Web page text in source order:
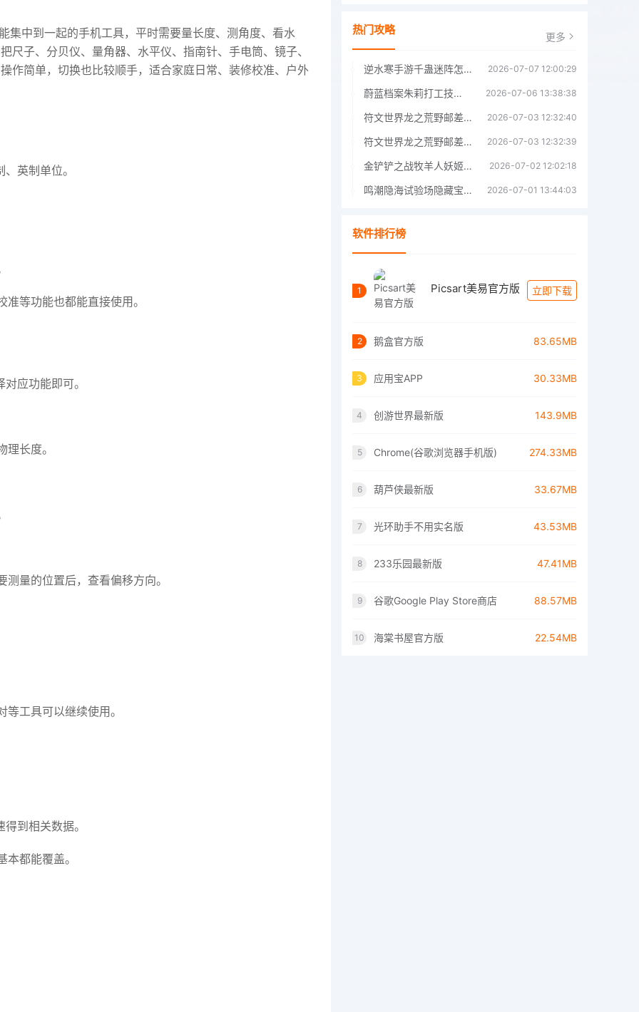
集中到一起的手机工具，平时需要量长度、测角度、看水
尺子、分贝仪、量角器、水平仪、指南针、手电筒、镜子、
作简单，切换也比较顺手，适合家庭日常、装修校准、户外
英制单位。
等功能也都能直接使用。
应功能即可。
长度。
量的位置后，查看偏移方向。
工具可以继续使用。
到相关数据。
都能覆盖。
热门攻略 更多
逆水寒手游千蛊迷阵怎么解锁 逆水寒手游千蛊迷阵解锁指南 2026-07-07 12:00:29
蔚蓝档案朱莉打工技能详解 蔚蓝档案朱莉打工技能介绍 2026-07-06 13:38:38
符文世界龙之荒野邮差的三封信支线任务完成指南 符文世界龙之荒野邮差的三封信支线任务攻略 2026-07-03 12:32:40
符文世界龙之荒野邮差的三封信支线任务完成指南 符文世界龙之荒野邮差的三封信支线任务攻略 2026-07-03 12:32:39
金铲铲之战牧羊人妖姬莫甘娜阵容玩法指南金铲铲之战牧羊人妖姬莫甘娜阵容玩法 2026-07-02 12:02:18
鸣潮隐海试验场隐藏宝箱位置汇总 鸣潮隐海试验场隐藏基准宝箱获取指南 2026-07-01 13:44:03
软件排行榜
1 Picsart美易官方版 立即下载
2 鹅盒官方版 83.65MB
3 应用宝APP 30.33MB
4 创游世界最新版 143.9MB
5 Chrome(谷歌浏览器手机版) 274.33MB
6 葫芦侠最新版 33.67MB
7 光环助手不用实名版 43.53MB
8 233乐园最新版 47.41MB
9 谷歌Google Play Store商店 88.57MB
10 海棠书屋官方版 22.54MB